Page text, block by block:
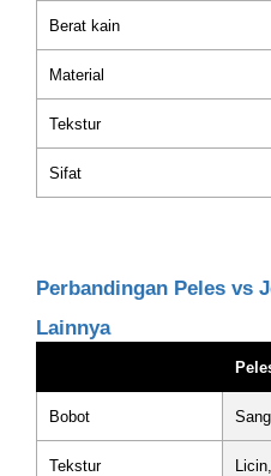
Berat kain
Material
Tekstur
Sifat
Perbandingan Peles vs
Lainnya
Bobot
Tekstur